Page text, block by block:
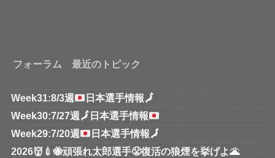
フォーラム 最近のトピック
Week31:8/3週 日本選手情報🗾
Week30:7/27週 🗾 日本選手情報
Week29:7/20週
日本選手情報🗾
2026👹💉🐝頑張れ太郎選手😤復活の狼煙を挙げよ🌋